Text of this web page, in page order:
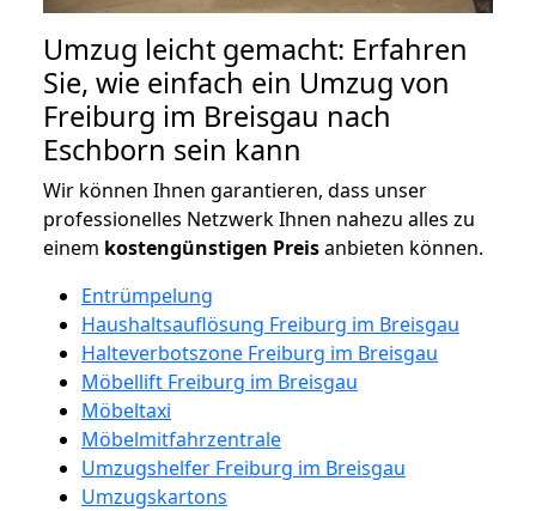
Umzug leicht gemacht: Erfahren
Sie, wie einfach ein Umzug von
Freiburg im Breisgau nach
Eschborn sein kann
Wir können Ihnen garantieren, dass unser
professionelles Netzwerk Ihnen nahezu alles zu
einem kostengünstigen Preisanbieten können.
Entrümpelung
Haushaltsauflösung Freiburg im Breisgau
Halteverbotszone Freiburg im Breisgau
Möbellift Freiburg im Breisgau
Möbeltaxi
Möbelmitfahrzentrale
Umzugshelfer Freiburg im Breisgau
Umzugskartons